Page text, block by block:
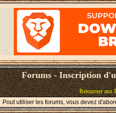
Forums - Inscription
Retourner aux
Pout utiliser les forums, vous devez